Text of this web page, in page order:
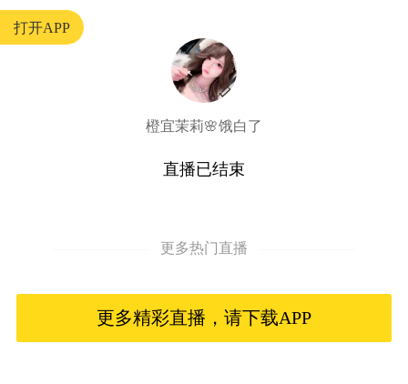
打开APP
橙宜茉莉🌸饿白了
直播已结束
更多热门直播
更多精彩直播，请下载APP